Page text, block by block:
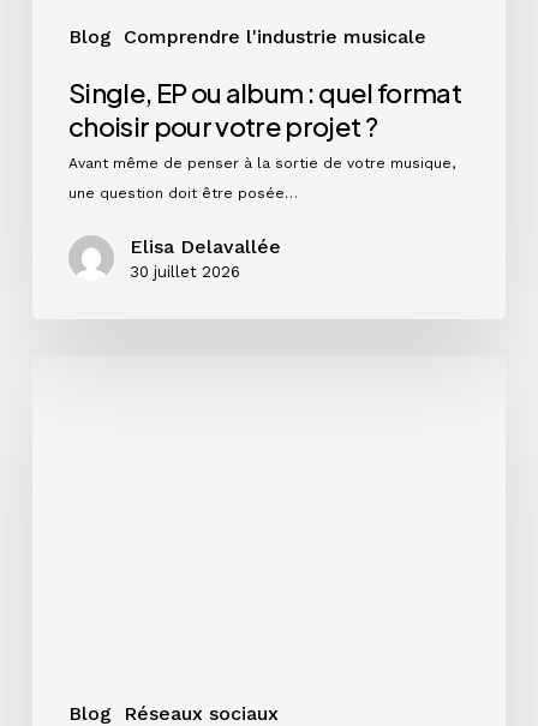
Blog Comprendre l'industrie musicale
Single, EP ou album : quel format
choisir pour votre projet ?
Avant même de penser à la sortie de votre musique,
une question doit être posée…
Elisa Delavallée
30 juillet 2026
Blog Réseaux sociaux